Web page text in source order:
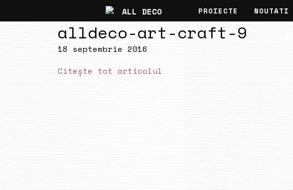
PROIECTE NOUTATI
alldeco-art-craft-9
18 septembrie 2016
Citește tot articolul